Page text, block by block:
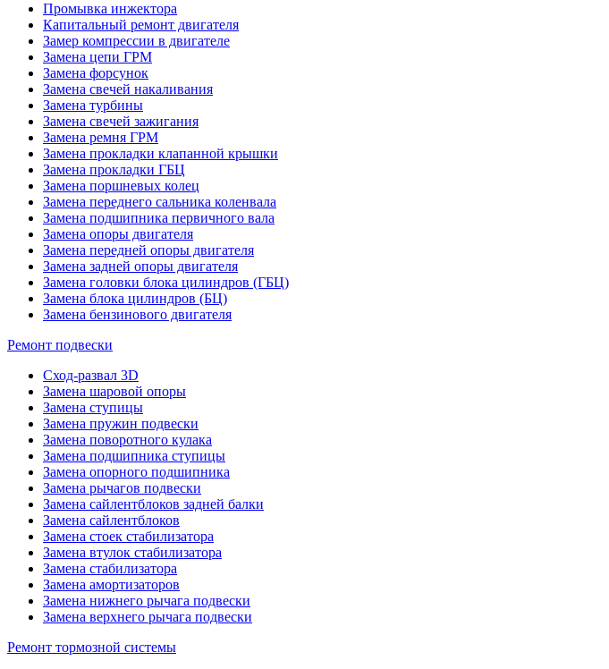
Промывка инжектора
Капитальный ремонт двигателя
Замер компрессии в двигателе
Замена цепи ГРМ
Замена форсунок
Замена свечей накаливания
Замена турбины
Замена свечей зажигания
Замена ремня ГРМ
Замена прокладки клапанной крышки
Замена прокладки ГБЦ
Замена поршневых колец
Замена переднего сальника коленвала
Замена подшипника первичного вала
Замена опоры двигателя
Замена передней опоры двигателя
Замена задней опоры двигателя
Замена головки блока цилиндров (ГБЦ)
Замена блока цилиндров (БЦ)
Замена бензинового двигателя
Ремонт подвески
Сход-развал 3D
Замена шаровой опоры
Замена ступицы
Замена пружин подвески
Замена поворотного кулака
Замена подшипника ступицы
Замена опорного подшипника
Замена рычагов подвески
Замена сайлентблоков задней балки
Замена сайлентблоков
Замена стоек стабилизатора
Замена втулок стабилизатора
Замена стабилизатора
Замена амортизаторов
Замена нижнего рычага подвески
Замена верхнего рычага подвески
Ремонт тормозной системы